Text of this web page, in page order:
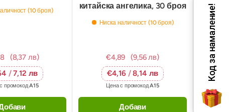
(10 броя)
(8,37 лв)
/7,12 лв
промокодA15
китайска ангелика, 30 броя
Ниска наличност (10 броя)
€4,89
(9,56 лв)
€4,16 /8,14 лв
Цена с промокодA15
Добави
Код за намаление!